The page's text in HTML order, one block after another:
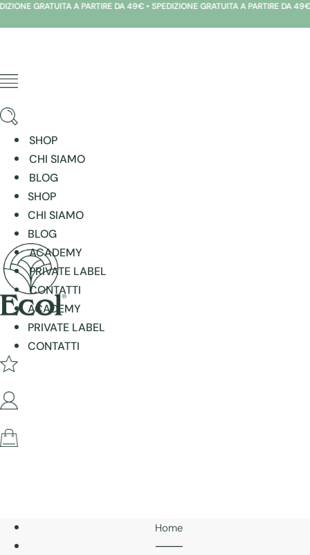
Vai
al
DA 49€ • SPEDIZIONE GRATUITA A PARTIRE DA 49€ • SPEDIZIONE
SHOP
CHI SIAMO
BLOG
SHOP
CHI SIAMO
BLOG
ACADEMY
PRIVATE LABEL
CONTATTI
ACADEMY
PRIVATE LABEL
CONTATTI
Home
───